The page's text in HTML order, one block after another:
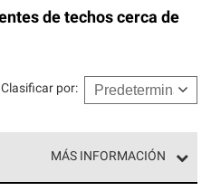
de techos cerca de
Clasificar por:
MÁS INFORMACIÓN